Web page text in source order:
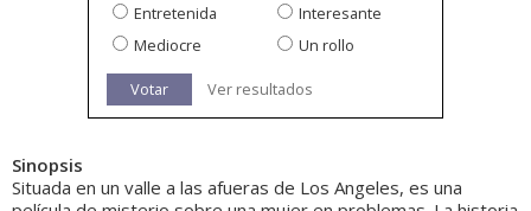
Entretenida
Interesante
Mediocre
Un rollo
Votar Ver resultados
Sinopsis
Situada en un valle a las afueras de Los Angeles, es una